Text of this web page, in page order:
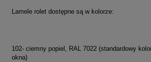
Lamele rolet dostępne są w kolorze:
102- ciemny popiel, RAL 7022 (standardowy
okna)